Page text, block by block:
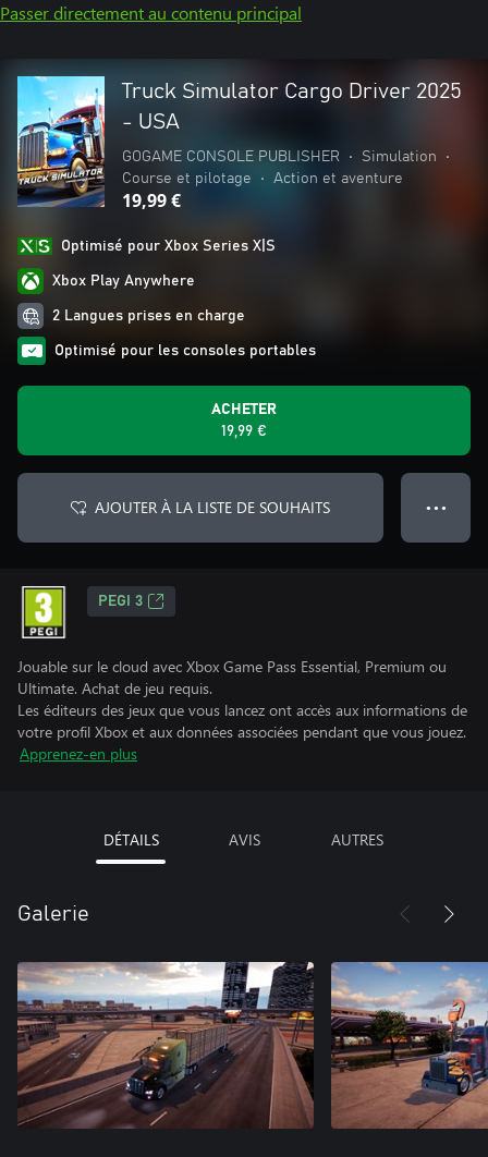
Passer directement au contenu principal
Truck Simulator Cargo Driver 2025
- USA
GOGAME CONSOLE PUBLISHER • Simulation
•
Course et pilotage
• Action et aventure
19,99 €
Optimisé pour Xbox Series X|S
Xbox Play Anywhere
2 Langues prises en charge
Optimisé pour les consoles portables
ACHETER
19,99 €
AJOUTER À LA LISTE DE SOUHAITS ● ● ●
PEGI 3
Jouable sur le cloud avec Xbox Game Pass Essential, Premium ou
Ultimate. Achat de jeu requis.
Les éditeurs des jeux que vous lancez ont accès aux informations de
votre profil Xbox et aux données associées pendant que vous jouez.
Apprenez-en plus
DÉTAILS AVIS AUTRES
Galerie